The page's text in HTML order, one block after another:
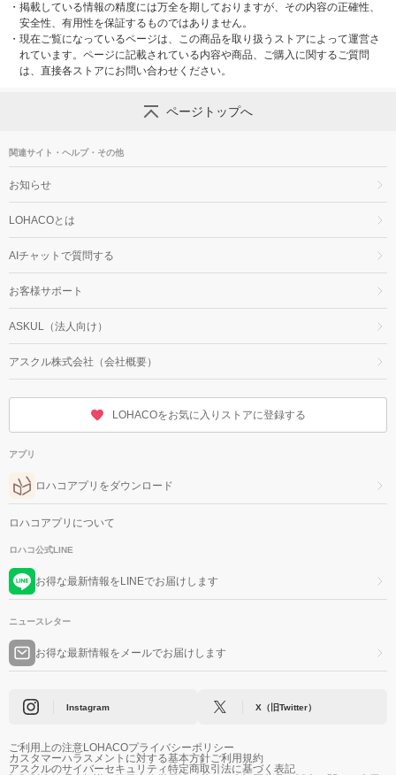
・ 掲載している情報の精度には万全を期しておりますが、その内容の正確性、
安全性、有用性を保証するものではありません。
・ 現在ご覧になっているページは、この商品を取り扱うストアによって運営さ
れています。ページに記載されている内容や商品、ご購入に関するご質問
は、直接各ストアにお問い合わせください。
ページトップへ
関連サイト・ヘルプ・その他
お知らせ
LOHACOとは
AIチャットで質問する
お客様サポート
ASKUL（法人向け）
アスクル株式会社（会社概要）
LOHACOをお気に入りストアに登録する
アプリ
ロハコアプリをダウンロード
ロハコアプリについて
ロハコ公式LINE
お得な最新情報をLINEでお届けします
ニュースレター
お得な最新情報をメールでお届けします
Instagram X（旧Twitter）
ご利用上の注意LOHACOプライバシーポリシー
カスタマーハラスメントに対する基本方針ご利用規約
アスクルのサイバーセキュリティ特定商取引法に基づく表記